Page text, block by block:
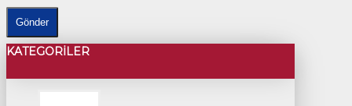
Gönder
KATEGORILER